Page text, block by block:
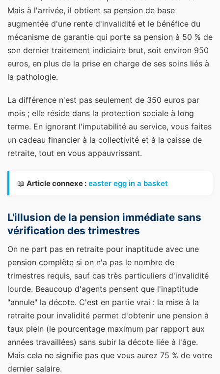
Mais à l'arrivée, il obtient sa pension de base
augmentée d'une rente d'invalidité et le bénéfice du
mécanisme de garantie qui porte sa pension à 50 % de
son dernier traitement indiciaire brut, soit environ 950
euros, en plus de la prise en charge de ses soins liés à
la pathologie.
La différence n'est pas seulement de 350 euros par
mois ; elle réside dans la protection sociale à long
terme. En ignorant l'imputabilité au service, vous faites
un cadeau financier à la collectivité et à la caisse de
retraite, tout en vous appauvrissant.
📖 Article connexe : easter egg in a basket
L'illusion de la pension immédiate sans
vérification des trimestres
On ne part pas en retraite pour inaptitude avec une
pension complète si on n'a pas le nombre de
trimestres requis, sauf cas très particuliers d'invalidité
lourde. Beaucoup d'agents pensent que l'inaptitude
"annule" la décote. C'est en partie vrai : la mise à la
retraite pour invalidité permet d'obtenir une pension à
taux plein (le pourcentage maximum par rapport aux
années travaillées) sans subir la décote liée à l'âge.
Mais cela ne signifie pas que vous aurez 75 % de votre
dernier salaire.